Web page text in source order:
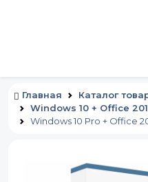
Главная Каталог
Windows 10 + Office
Windows 10 Pro + Office